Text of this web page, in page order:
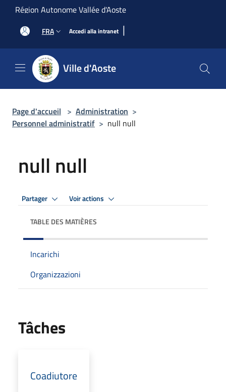
Salta al contenuto principale
Région Autonome Vallée d'Aoste
FRA Accedi alla intranet |
Ville d'Aoste
Page d'accueil > Administration >
Personnel administratif > null null
null null
Partager Voir actions
TABLE DES MATIÈRES
Incarichi
Organizzazioni
Tâches
Coadiutore